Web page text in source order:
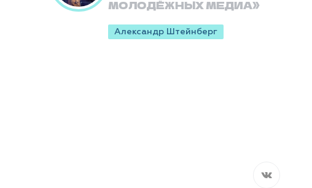
МОЛОДЁЖНЫХ МЕДИА
Александр Штейнберг